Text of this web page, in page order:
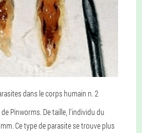
dans le corps humain n. 2
Pinworms. De taille, l'individu du
Ce type de parasite se trouve plus